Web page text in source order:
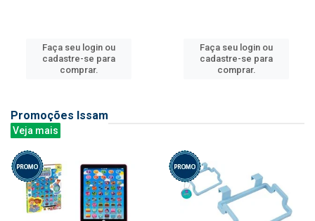
Faça seu login ou
cadastre-se para
comprar.
Faça seu login ou
cadastre-se para
comprar.
Promoções Issam
Veja mais